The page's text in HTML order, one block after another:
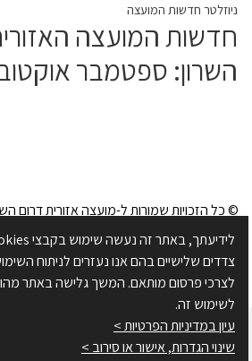
ניוזלטר חדשות המועצה
חדשות המועצה
השרון: ספטמבר אוקטובר
© כל הזכויות שמורות ל-מועצה אזורית דרום
מפת האתר
מדיניות פרטיות
העדפות Cookies
צדדים שלישיים בהם אנו נעזרים לניתוח
לצרכי פרסום מותאם. המשך גלישה באתר
לשימוש זה.
עיון במדיניות הפרטיות >
שינוי הגדרות, אישור או סירוב >